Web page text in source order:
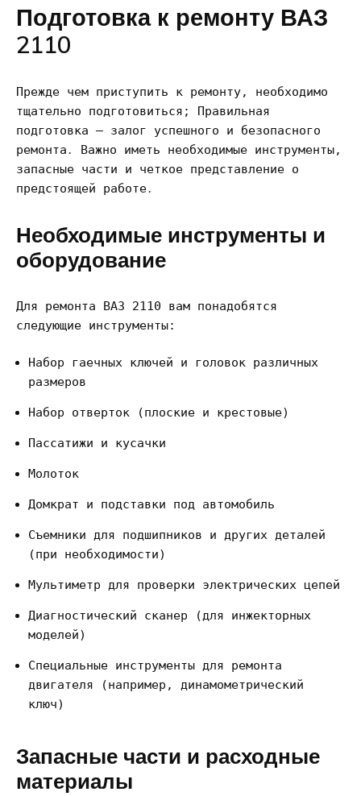
Подготовка к ремонту ВАЗ
2110
Прежде чем приступить к ремонту, необходимо
тщательно подготовиться; Правильная
подготовка – залог успешного и безопасного
ремонта․ Важно иметь необходимые инструменты,
запасные части и четкое представление о
предстоящей работе․
Необходимые инструменты и
оборудование
Для ремонта ВАЗ 2110 вам понадобятся
следующие инструменты:
Набор гаечных ключей и головок различных
размеров
Набор отверток (плоские и крестовые)
Пассатижи и кусачки
Молоток
Домкрат и подставки под автомобиль
Съемники для подшипников и других деталей
(при необходимости)
Мультиметр для проверки электрических цепей
Диагностический сканер (для инжекторных
моделей)
Специальные инструменты для ремонта
двигателя (например, динамометрический
ключ)
Запасные части и расходные
материалы